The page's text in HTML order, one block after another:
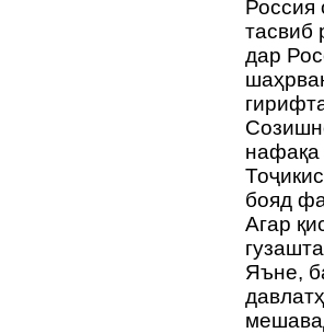
Россия
тасвиб
дар
нафақа
бояд
Агар
Яъне,